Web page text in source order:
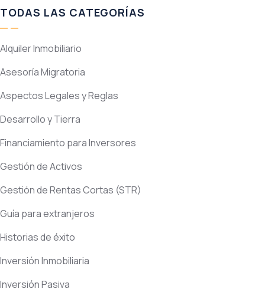
TODAS LAS CATEGORÍAS
Alquiler Inmobiliario
Asesoría Migratoria
Aspectos Legales y Reglas
Desarrollo y Tierra
Financiamiento para Inversores
Gestión de Activos
Gestión de Rentas Cortas (STR)
Guía para extranjeros
Historias de éxito
Inversión Inmobiliaria
Inversión Pasiva